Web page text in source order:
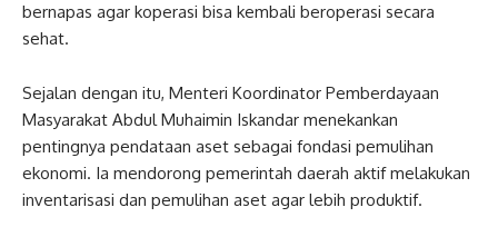
bernapas agar koperasi bisa kembali beroperasi secara
sehat.
Sejalan dengan itu, Menteri Koordinator Pemberdayaan
Masyarakat Abdul Muhaimin Iskandar menekankan
pentingnya pendataan aset sebagai fondasi pemulihan
ekonomi. Ia mendorong pemerintah daerah aktif melakukan
inventarisasi dan pemulihan aset agar lebih produktif.